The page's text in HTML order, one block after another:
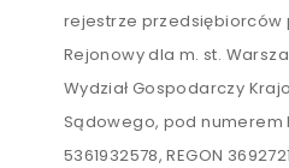
rejestrze przedsiębiorców
Rejonowy dla m. st.
Wydział Gospodarczy
Sądowego, pod numerem
5361932578, REGON